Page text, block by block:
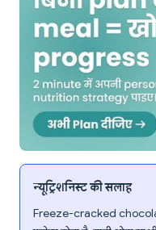
न्यूट्रिशनिस्ट की सलाह
Freeze-cracked